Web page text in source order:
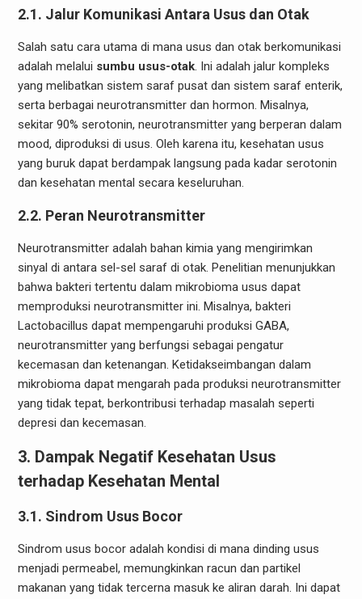
2.1. Jalur Komunikasi Antara Usus dan Otak
Salah satu cara utama di mana usus dan otak berkomunikasi
adalah melalui sumbu usus-otak. Ini adalah jalur kompleks
yang melibatkan sistem saraf pusat dan sistem saraf enterik,
serta berbagai neurotransmitter dan hormon. Misalnya,
sekitar 90% serotonin, neurotransmitter yang berperan dalam
mood, diproduksi di usus. Oleh karena itu, kesehatan usus
yang buruk dapat berdampak langsung pada kadar serotonin
dan kesehatan mental secara keseluruhan.
2.2. Peran Neurotransmitter
Neurotransmitter adalah bahan kimia yang mengirimkan
sinyal di antara sel-sel saraf di otak. Penelitian menunjukkan
bahwa bakteri tertentu dalam mikrobioma usus dapat
memproduksi neurotransmitter ini. Misalnya, bakteri
Lactobacillus dapat mempengaruhi produksi GABA,
neurotransmitter yang berfungsi sebagai pengatur
kecemasan dan ketenangan. Ketidakseimbangan dalam
mikrobioma dapat mengarah pada produksi neurotransmitter
yang tidak tepat, berkontribusi terhadap masalah seperti
depresi dan kecemasan.
3. Dampak Negatif Kesehatan Usus
terhadap Kesehatan Mental
3.1. Sindrom Usus Bocor
Sindrom usus bocor adalah kondisi di mana dinding usus
menjadi permeabel, memungkinkan racun dan partikel
makanan yang tidak tercerna masuk ke aliran darah. Ini dapat